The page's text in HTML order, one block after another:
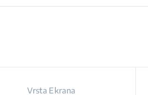
Vrsta Ekrana